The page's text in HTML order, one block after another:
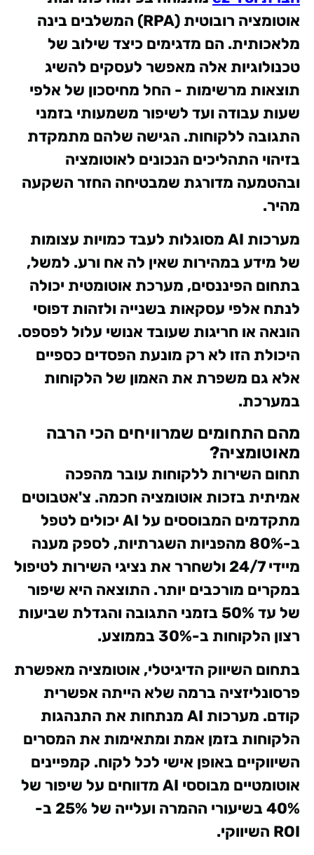
אוטומציה רובוטית (RPA) המשלבים בינה
מלאכותית. הם מדגימים כיצד שילוב של
טכנולוגיות אלה מאפשר לעסקים להשיג
תוצאות מרשימות - החל מחיסכון של אלפי
שעות עבודה ועד לשיפור משמעותי בזמני
התגובה ללקוחות. הגישה שלהם מתמקדת
בזיהוי התהליכים הנכונים לאוטומציה
ובהטמעה מדורגת שמבטיחה החזר השקעה
מהיר.
מערכות AI מסוגלות לעבד כמויות עצומות
של מידע במהירות שאין לה אח ורע. למשל,
בתחום הפיננסים, מערכת אוטומטית יכולה
לנתח אלפי עסקאות בשנייה ולזהות דפוסי
הונאה או חריגות שעובד אנושי עלול לפספס.
היכולת הזו לא רק מונעת הפסדים כספיים
אלא גם משפרת את האמון של הלקוחות
במערכת.
מהם התחומים שמרוויחים הכי הרבה
מאוטומציה?
תחום השירות ללקוחות עובר מהפכה
אמיתית בזכות אוטומציה חכמה. צ'אטבוטים
מתקדמים המבוססים על AI יכולים לטפל
ב-80% מהפניות השגרתיות, לספק מענה
מיידי 24/7 ולשחרר את נציגי השירות לטיפול
במקרים מורכבים יותר. התוצאה היא שיפור
של עד 50% בזמני התגובה והגדלת שביעות
רצון הלקוחות ב-30% בממוצע.
בתחום השיווק הדיגיטלי, אוטומציה מאפשרת
פרסונליזציה ברמה שלא הייתה אפשרית
קודם. מערכות AI מנתחות את התנהגות
הלקוחות בזמן אמת ומתאימות את המסרים
השיווקיים באופן אישי לכל לקוח. קמפיינים
אוטומטיים מבוססי AI מדווחים על שיפור של
40% בשיעורי ההמרה ועלייה של 25% ב-
ROI השיווקי.